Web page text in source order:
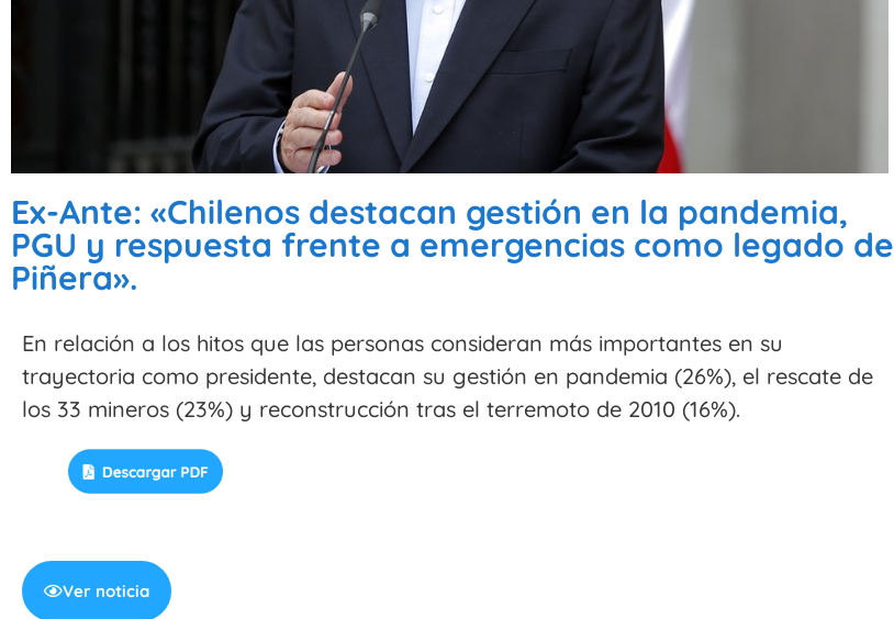
Ex-Ante: «Chilenos destacan gestión en la pandemia,
PGU y respuesta frente a emergencias como legado de
Piñera».
En relación a los hitos que las personas consideran más importantes en su
trayectoria como presidente, destacan su gestión en pandemia (26%), el rescate de
los 33 mineros (23%) y reconstrucción tras el terremoto de 2010 (16%).
Ver noticia